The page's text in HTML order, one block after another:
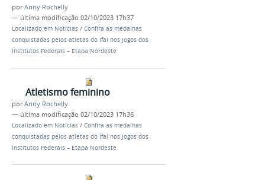
porAnny Rochelly
— última modificação 02/10/2023 17h37
Localizado em Notícias / Confira as medalhas
conquistadas pelos atletas do Ifal nos Jogos dos
Institutos Federais – Etapa Nordeste
Atletismo feminino
porAnny Rochelly
— última modificação 02/10/2023 17h36
Localizado em Notícias / Confira as medalhas
conquistadas pelos atletas do Ifal nos Jogos dos
Institutos Federais – Etapa Nordeste